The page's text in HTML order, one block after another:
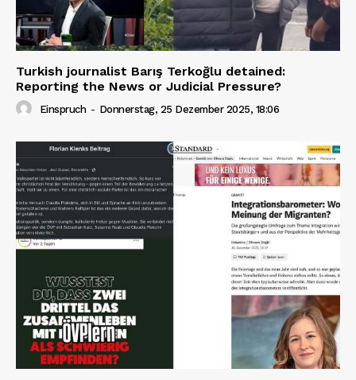
Turkish journalist Barış Terkoğlu detained:
Reporting the News or Judicial Pressure?
Einspruch - Donnerstag, 25 Dezember 2025, 18:06